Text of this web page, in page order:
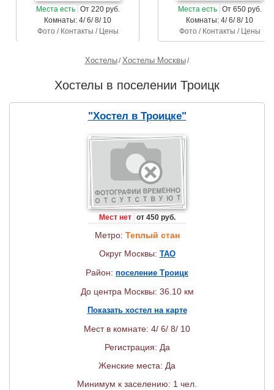
Места есть От 220 руб.
Комнаты: 4/ 6/ 8/ 10
Фото / Контакты / Цены
Места есть От 650 руб.
Комнаты: 4/ 6/ 8/ 10
Фото / Контакты / Цены
Хостелы Хостелы Москвы
Хостелы в поселении Троицк
"Хостел в Троицке"
Мест нет от 450 руб.
Метро: Теплый стан
Округ Москвы: ТАО
Район: поселение Троицк
До центра Москвы: 36.10 км
Показать хостел на карте
Мест в комнате: 4/ 6/ 8/ 10
Регистрация: Да
Женские места: Да
Минимум к заселению: 1 чел.